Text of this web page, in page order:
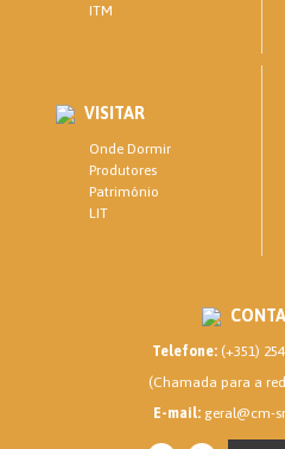
ITM
VISITAR
Onde Dormir
Produtores
Património
LIT
Telefone:(+351)
(Chamada para a
E-mail:geral@cm-